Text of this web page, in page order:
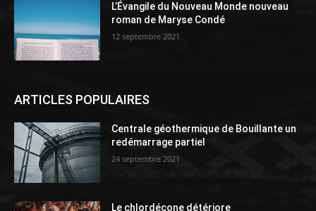
L’Évangile du Nouveau Monde nouveau
roman de Maryse Condé
12 septembre 2021
ARTICLES POPULAIRES
Centrale géothermique de Bouillante un
redémarrage partiel
24 septembre 2021
Le chlordécone détériore